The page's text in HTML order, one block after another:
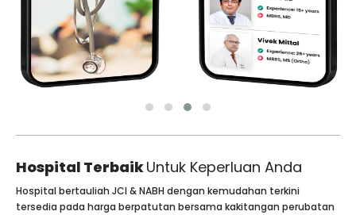
Hospital TerbaikUntuk Keperluan Anda
Hospital bertauliah JCI & NABH dengan kemudahan terkini
tersedia pada harga berpatutan bersama kakitangan perubatan